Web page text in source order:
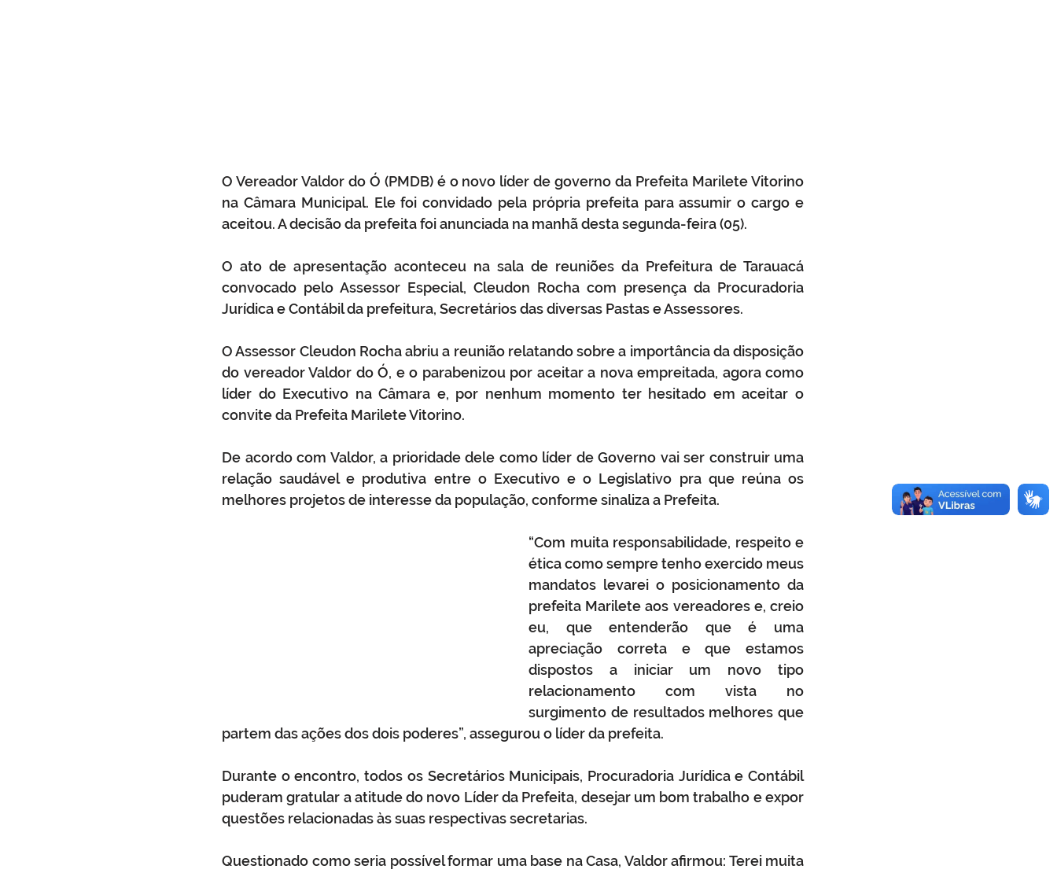
O Vereador Valdor do Ó (PMDB) é o novo líder de governo da Prefeita Marilete Vitorino
na Câmara Municipal. Ele foi convidado pela própria prefeita para assumir o cargo e
aceitou. A decisão da prefeita foi anunciada na manhã desta segunda-feira (05).
O ato de apresentação aconteceu na sala de reuniões da Prefeitura de Tarauacá
convocado pelo Assessor Especial, Cleudon Rocha com presença da Procuradoria
Jurídica e Contábil da prefeitura, Secretários das diversas Pastas e Assessores.
O Assessor Cleudon Rocha abriu a reunião relatando sobre a importância da disposição
do vereador Valdor do Ó, e o parabenizou por aceitar a nova empreitada, agora como
líder do Executivo na Câmara e, por nenhum momento ter hesitado em aceitar o
convite da Prefeita Marilete Vitorino.
De acordo com Valdor, a prioridade dele como líder de Governo vai ser construir uma
relação saudável e produtiva entre o Executivo e o Legislativo pra que reúna os
melhores projetos de interesse da população, conforme sinaliza a Prefeita.
“Com muita responsabilidade, respeito e
ética como sempre tenho exercido meus
mandatos levarei o posicionamento da
prefeita Marilete aos vereadores e, creio
eu, que entenderão que é uma
apreciação correta e que estamos
dispostos a iniciar um novo tipo
relacionamento com vista no
surgimento de resultados melhores que
partem das ações dos dois poderes”, assegurou o líder da prefeita.
Durante o encontro, todos os Secretários Municipais, Procuradoria Jurídica e Contábil
puderam gratular a atitude do novo Líder da Prefeita, desejar um bom trabalho e expor
questões relacionadas às suas respectivas secretarias.
Questionado como seria possível formar uma base na Casa, Valdor afirmou: Terei muita